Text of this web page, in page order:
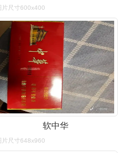
片尺寸600x400
软中华
片尺寸648x960